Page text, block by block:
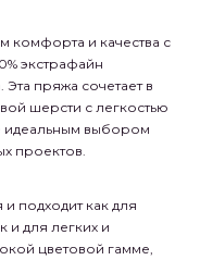
комфорта и качества с
экстрафайн
пряжа сочетает в
шерсти с легкостью
идеальным выбором
проектов.
подходит как для
и для легких и
цветовой гамме,